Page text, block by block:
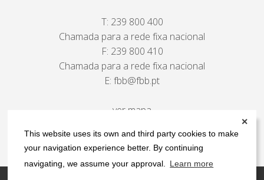
This website uses its own and third party cookies to make
your navigation experience better. By continuing
navigating, we assume your approval.
Learn more
✕
T: 239 800 400
Chamada para a rede fixa nacional
F: 239 800 410
Chamada para a rede fixa nacional
E: fbb@fbb.pt
ver mapa